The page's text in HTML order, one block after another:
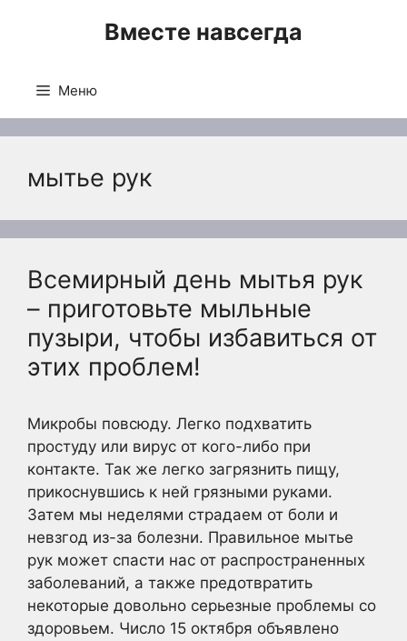
Вместе навсегда
Меню
мытье рук
Всемирный день мытья рук
– приготовьте мыльные
пузыри, чтобы избавиться от
этих проблем!
Микробы повсюду. Легко подхватить
простуду или вирус от кого-либо при
контакте. Так же легко загрязнить пищу,
прикоснувшись к ней грязными руками.
Затем мы неделями страдаем от боли и
невзгод из-за болезни. Правильное мытье
рук может спасти нас от распространенных
заболеваний, а также предотвратить
некоторые довольно серьезные проблемы со
здоровьем. Число 15 октября объявлено